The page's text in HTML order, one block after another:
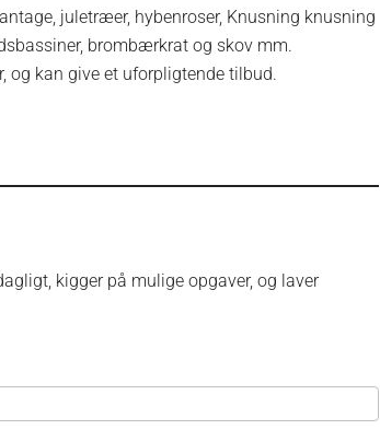
juletræer, hybenroser, Knusning knusning
brombærkrat og skov mm.
og kan give et uforpligtende tilbud.
kigger på mulige opgaver, og laver